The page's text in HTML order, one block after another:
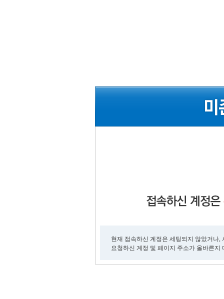
현재 접속하신 계정은 세팅되지 않았거나,
요청하신 계정 및 페이지 주소가 올바른